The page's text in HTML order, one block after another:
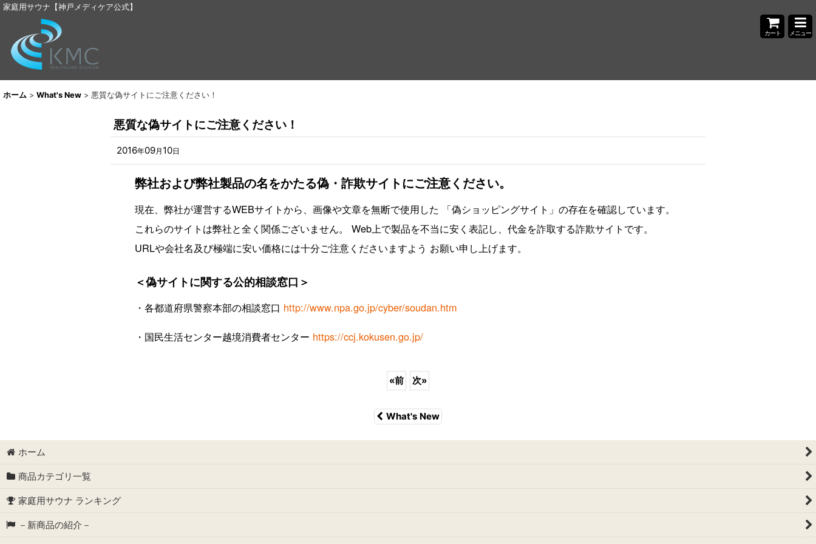
家庭用サウナ【神戸メディケア公式】
カート メニュー
ホーム > What's New > 悪質な偽サイトにご注意ください！
悪質な偽サイトにご注意ください！
2016年09月 10日
弊社および弊社製品の名をかたる偽・詐欺サイトにご注意ください。
現在、弊社が運営するWEBサイトから、画像や文章を無断で使用した 「偽ショッピングサイト」の存在を確認しています。
これらのサイトは弊社と全く関係ございません。 Web上で製品を不当に安く表記し、代金を詐取する詐欺サイトです。
URLや会社名及び極端に安い価格には十分ご注意くださいますよう お願い申し上げます。
＜偽サイトに関する公的相談窓口＞
・各都道府県警察本部の相談窓口 http://www.npa.go.jp/cyber/soudan.htm
・国民生活センター越境消費者センター https://ccj.kokusen.go.jp/
«前 次»
What's New
ホーム
商品カテゴリ一覧
家庭用サウナ ランキング
－新商品の紹介－